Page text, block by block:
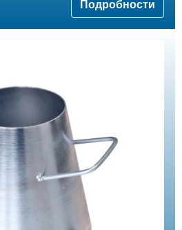
Подробности